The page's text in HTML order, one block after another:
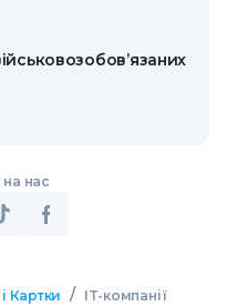
на нас
Картки /
IT-компанії